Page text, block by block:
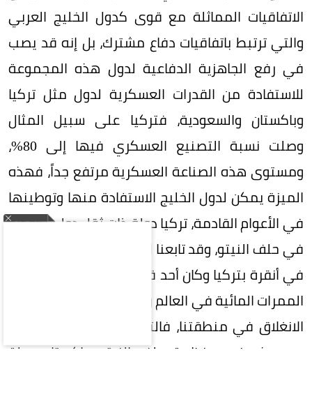
الاتفاقيات المماثلة مع قوى كدول الخليج العربي
والتي ترتبط باتفاقيات دفاع مشترك، بل إنه قد يصب
في رفع الجاهزية الدفاعية لدول هذه المجموعة
للاستفادة من القدرات العسكرية لدول مثل تركيا
وباكستان والسعودية، فتركيا على سبيل المثال
وصلت نسبة التصنيع العسكري فيها إلى 80%،
ومستوى هذه الصناعة العسكرية مرتفع جداً، فهذه
الميزة يمكن لدول الخليج الاستفادة منها وتوطينها
في الأعوام القادمة، تركيا دولة ذات ثقل دولي كعضو
في حلف النيتو، وقد تابعنا القمة الأخيرة لهذا الحلف
في أنقرة بتركيا وكان أحد قراراته المهمة هو حماية
الممرات المائية في العالم وهي التي تعيش حالة من
الانغلاق في منطقتنا، فالتوجهات الإقليمية تلتقي
مع هذه في منظمة حلف النيتو. باكستان دولة